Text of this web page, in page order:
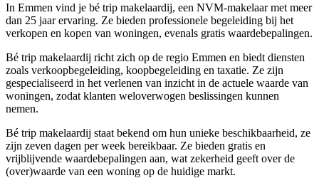
In Emmen vind je bé trip makelaardij, een NVM-makelaar met meer
dan 25 jaar ervaring. Ze bieden professionele begeleiding bij het
verkopen en kopen van woningen, evenals gratis waardebepalingen.
Bé trip makelaardij richt zich op de regio Emmen en biedt diensten
zoals verkoopbegeleiding, koopbegeleiding en taxatie. Ze zijn
gespecialiseerd in het verlenen van inzicht in de actuele waarde van
woningen, zodat klanten weloverwogen beslissingen kunnen
nemen.
Bé trip makelaardij staat bekend om hun unieke beschikbaarheid, ze
zijn zeven dagen per week bereikbaar. Ze bieden gratis en
vrijblijvende waardebepalingen aan, wat zekerheid geeft over de
(over)waarde van een woning op de huidige markt.